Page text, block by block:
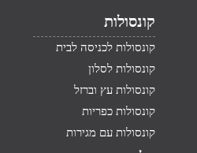
קונסולות
קונסולות לכניסה לבית
קונסולות לסלון
קונסולות עץ וברזל
קונסולות כפריות
קונסולות עם מגירות